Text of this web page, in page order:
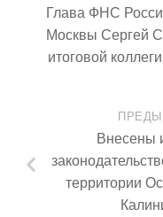
Глава ФНС
Москвы Сергей
итоговой
Внесены
территории